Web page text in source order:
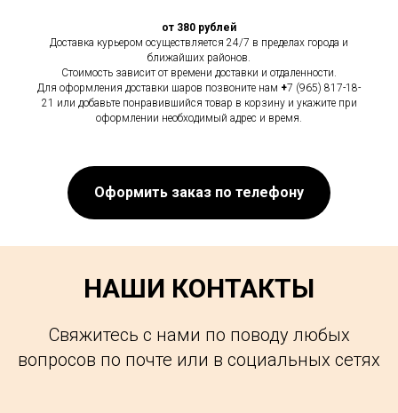
от 380 рублей
Доставка курьером осуществляется 24/7 в пределах города и
ближайших районов.
Стоимость зависит от времени доставки и отдаленности.
Для оформления доставки шаров позвоните нам +7 (965) 817-18-
21 или добавьте понравившийся товар в корзину и укажите при
оформлении необходимый адрес и время.
Оформить заказ по телефону
НАШИ КОНТАКТЫ
Свяжитесь с нами по поводу любых
вопросов по почте или в социальных сетях